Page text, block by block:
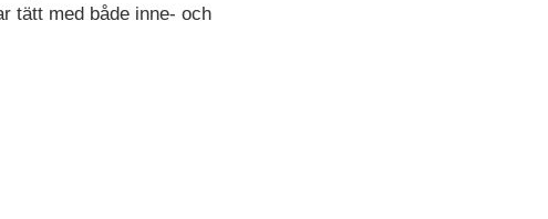
tätt med både inne- och